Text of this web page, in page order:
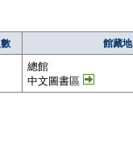
館藏地
總館
中文圖書區